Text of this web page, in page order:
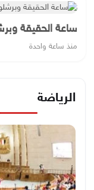
ساعة الحقيقة
منذ ساعة واحدة
الرياضة